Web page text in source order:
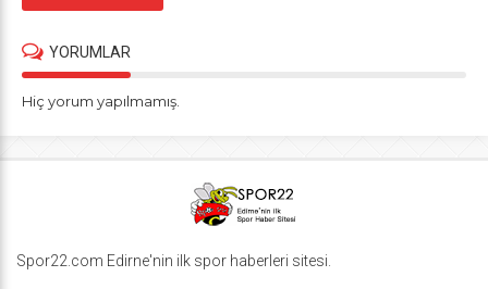
YORUMLAR
Hiç yorum yapılmamış.
Spor22.com Edirne'nin ilk spor haberleri sitesi.